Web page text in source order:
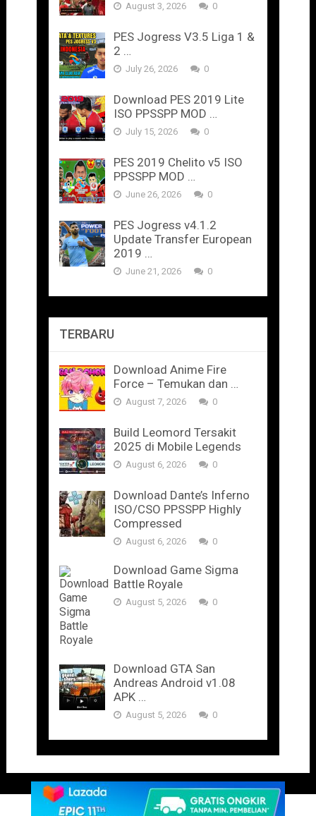
August 3, 2026 0
PES Jogress V3.5 Liga 1 &
2 …
July 26, 2026 0
Download PES 2019 Lite
ISO PPSSPP MOD …
July 15, 2026 0
PES 2019 Chelito v5 ISO
PPSSPP MOD …
June 26, 2026 0
PES Jogress v4.1.2
Update Transfer European
2019 …
June 21, 2026 0
TERBARU
Download Anime Fire
Force – Temukan dan …
August 7, 2026 0
Build Leomord Tersakit
2025 di Mobile Legends
August 6, 2026 0
Download Dante’s Inferno
ISO/CSO PPSSPP Highly
Compressed
August 6, 2026 0
Download Game Sigma
Battle Royale
August 5, 2026 0
Download GTA San
Andreas Android v1.08
APK …
August 5, 2026 0